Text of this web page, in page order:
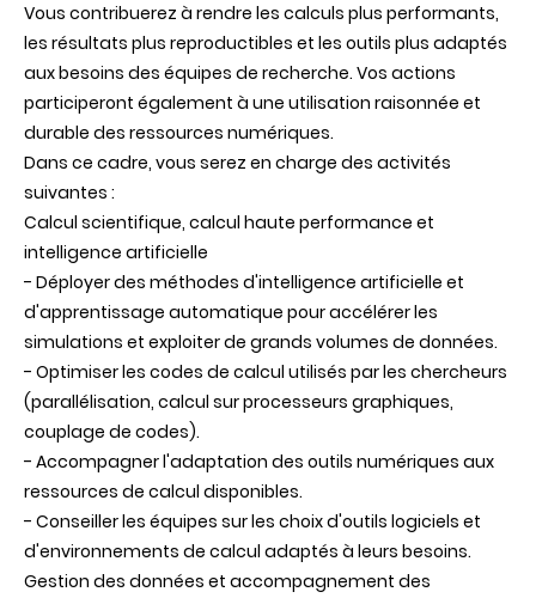
Vous contribuerez à rendre les calculs plus performants,
les résultats plus reproductibles et les outils plus adaptés
aux besoins des équipes de recherche. Vos actions
participeront également à une utilisation raisonnée et
durable des ressources numériques.
Dans ce cadre, vous serez en charge des activités
suivantes :
Calcul scientifique, calcul haute performance et
intelligence artificielle
- Déployer des méthodes d'intelligence artificielle et
d'apprentissage automatique pour accélérer les
simulations et exploiter de grands volumes de données.
- Optimiser les codes de calcul utilisés par les chercheurs
(parallélisation, calcul sur processeurs graphiques,
couplage de codes).
- Accompagner l'adaptation des outils numériques aux
ressources de calcul disponibles.
- Conseiller les équipes sur les choix d'outils logiciels et
d'environnements de calcul adaptés à leurs besoins.
Gestion des données et accompagnement des